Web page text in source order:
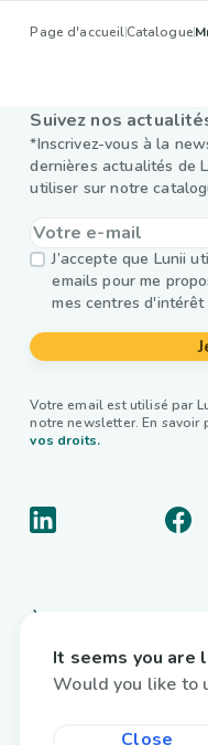
Page d'accueilCatalogue
Suivez nos
*Inscrivez-vous à la
dernières actualités de
utiliser sur notre
J’accepte que Lunii
emails pour me
mes centres d'intérêt
Votre email est utilisé par
notre newsletter. En savoir
vos droits.
Liens utiles
It seems you are
Would you like to
Close